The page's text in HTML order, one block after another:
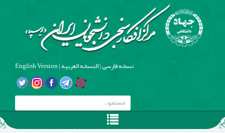
نسخه فارسی|النسخه العربیه|
English Version